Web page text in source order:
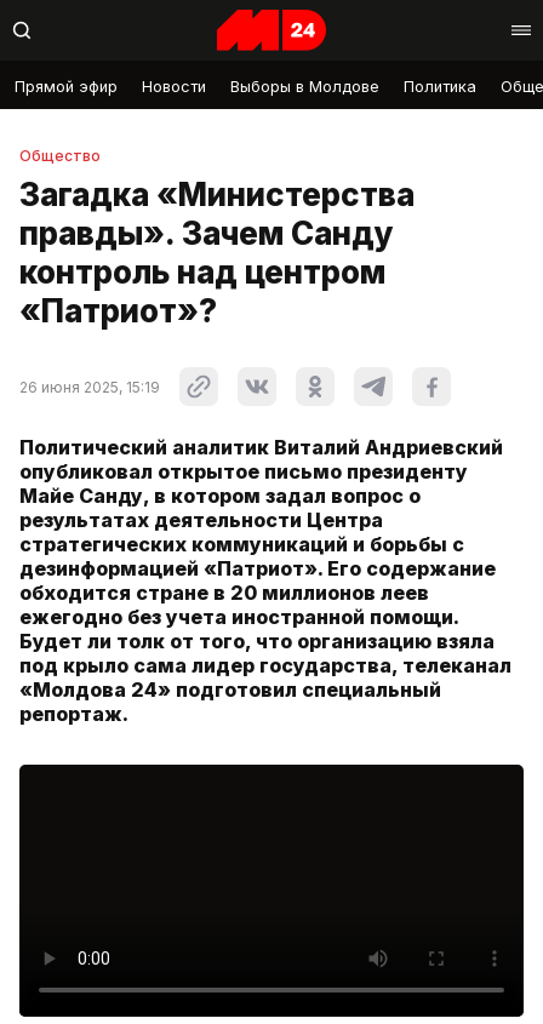
Прямой эфир Новости Выборы в Молдове Политика
Общество
Загадка «Министерства
правды». Зачем Санду
контроль над центром
«Патриот»?
26 июня 2025, 15:19
Политический аналитик Виталий Андриевский
опубликовал открытое письмо президенту
Майе Санду, в котором задал вопрос о
результатах деятельности Центра
стратегических коммуникаций и борьбы с
дезинформацией «Патриот». Его содержание
обходится стране в 20 миллионов леев
ежегодно без учета иностранной помощи.
Будет ли толк от того, что организацию взяла
под крыло сама лидер государства, телеканал
«Молдова 24» подготовил специальный
репортаж.